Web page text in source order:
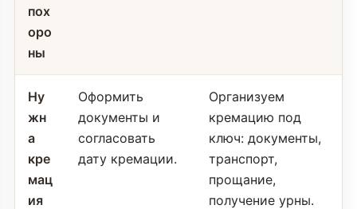
пох
оро
ны
Ну
жн
а
кре
мац
ия
Оформить
документы и
согласовать
дату кремации.
Организуем
кремацию под
ключ: документы,
транспорт,
прощание,
получение урны.